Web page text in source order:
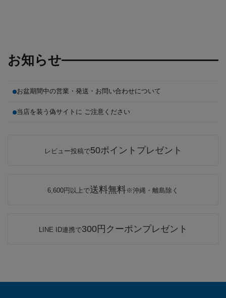
お知らせ
お盆期間中の営業・発送・お問い合わせについて
当店を装う偽サイトに ご注意ください
レビュー投稿で50ポイントプレゼント
6,600円以上で送料無料※沖縄・離島除く
LINE ID連携で300円クーポンプレゼント